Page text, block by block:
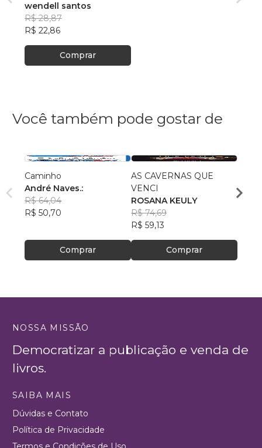
wendell santos
R$ 28,87
R$ 22,86
Comprar
Você também pode gostar de
Caminho
André Naves.:
R$ 64,04
R$ 50,70
Comprar
AS CAVERNAS QUE
VENCI
ROSANA KEULY
R$ 74,69
R$ 59,13
Comprar
Chris
R$
NOSSA MISSÃO
Democratizar a publicação e venda de
livros.
SAIBA MAIS
Dúvidas e Contato
Política de Privacidade